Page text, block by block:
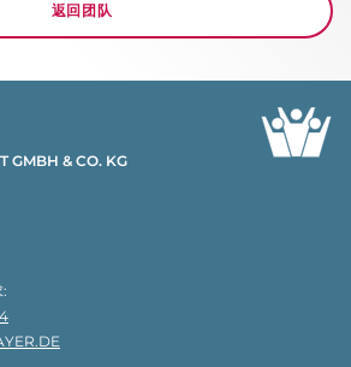
返回团队
GMBH & CO. KG